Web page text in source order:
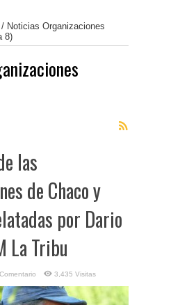
/ Noticias Organizaciones
8)
las
de Chaco y
por Dario
La Tribu
3,435 Visitas